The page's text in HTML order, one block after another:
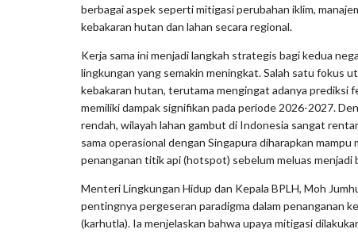
berbagai aspek seperti mitigasi perubahan iklim,
kebakaran hutan dan lahan secara regional.
Kerja sama ini menjadi langkah strategis bagi kedua
lingkungan yang semakin meningkat. Salah satu fokus
kebakaran hutan, terutama mengingat adanya prediksi
memiliki dampak signifikan pada periode 2026-2027.
rendah, wilayah lahan gambut di Indonesia sangat
sama operasional dengan Singapura diharapkan
penanganan titik api (hotspot) sebelum meluas menjadi
Menteri Lingkungan Hidup dan Kepala BPLH, Moh
pentingnya pergeseran paradigma dalam penanganan
(karhutla). Ia menjelaskan bahwa upaya mitigasi